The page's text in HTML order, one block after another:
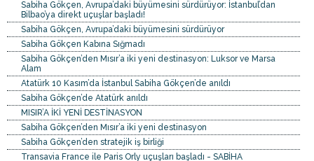
Sabiha Gökçen, Avrupa’daki büyümesini sürdürüyor: İstanbul’dan
Bilbao’ya direkt uçuşlar başladı!
Sabiha Gökçen, Avrupa’daki büyümesini sürdürüyor
Sabiha Gökçen Kabına Sığmadı
Sabiha Gökçen’den Mısır’a iki yeni destinasyon: Luksor ve Marsa
Alam
Atatürk 10 Kasım’da İstanbul Sabiha Gökçen’de anıldı
Sabiha Gökçen’de Atatürk anıldı
MISIR’A İKİ YENİ DESTİNASYON
Sabiha Gökçen’den Mısır’a iki yeni destinasyon
Sabiha Gökçen’den stratejik iş birliği
Transavia France ile Paris Orly uçuşları başladı - SABİHA